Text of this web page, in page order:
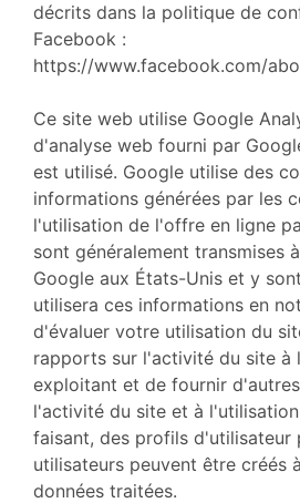
décrits dans la politique de
Facebook :
https://www.facebook.com/
Ce site web utilise Google
d'analyse web fourni par
est utilisé. Google utilise des
informations générées par les
l'utilisation de l'offre en ligne
sont généralement transmises
Google aux États-Unis et y
utilisera ces informations en
d'évaluer votre utilisation du
rapports sur l'activité du site à
exploitant et de fournir
l'activité du site et à
faisant, des profils d'utilisateur
utilisateurs peuvent être créés
données traitées.